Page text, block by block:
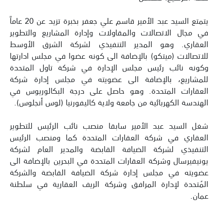
يتمتع السيد عبد الأمير قاسم علي جعفر بخبرة تزيد عن 20 عاماً
في مجال الاتصالات والمقاولات وإدارة المشاريع والتطوير
العقاري. وهو المدير التنفيذي لشركة الشرق الأوسط
للاتصالات (ميتكو) بالإضافة الى كونه عضوا في مجلس ادارتها
وكونه نائب رئيس مجلس الإدارة في شركة تاول المتحدة
للمشاريع، بالإضافة الى عضويته في مجلس إدارة شركة
العقارات المتحدة. وهو حاصل على درجة البكالوريوس في
الهندسة الكهربائية من جامعة ولاية كاليفورنيا (لوس أنجلوس).
شغل السيد عبد الأمير سابقا منصب نائب الرئيس للتطوير
العقاري في شركة العقارات المتحدة كما ومنصب الرئيس
التنفيذي لشركة الضيافة القابضة والمدير العام لشركة
يونيفيرسال وشركة العقارات المتحدة في البحرين بالإضافة الى
عضويته في مجلس إدارة شركة الضيافة القابضة والشركة
المُتحدة لإدارة المرافق وشركة الريف العقارية في سلطنة
عمان.